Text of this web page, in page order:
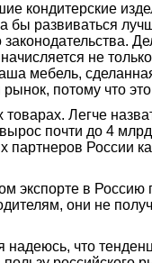
кондитерские
бы развиваться
не
мебель,
потому что
товарах. Легче
почти до 4
партнеров России
экспорте в Россию
они не
что